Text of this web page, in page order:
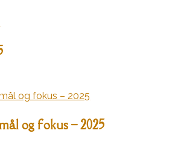
og fokus – 2025